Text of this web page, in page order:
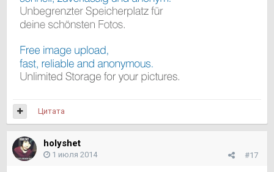
Цитата
holyshet
#17
1 июля 2014